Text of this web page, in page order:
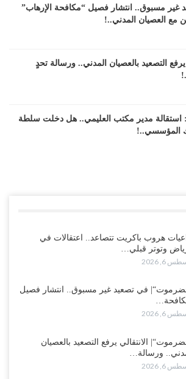
مسبوق.. انتشار فصيل “مكافحة الإرهاب”
مع العصيان المدني..!
التصعيد بالعصيان المدني.. ورسالة تحدٍ
استقالة مدير مكتب العليمي.. هل دخلت سلطة
المؤسسي..!
اشتباكات قبلية مع فصائل سعودية
مواجهة داخل معسكر التحالف… والإصلاح يصعّد
على اليمنيين.. وقرار بحرمان طلاب الشمال من
غضباً واسعاً..!
هروب باكريت تتصاعد.. اعتقالات في
وتوتر قبلي…
6, 2026
في تصعيد غير مسبوق.. انتشار فصيل
6, 2026
الانتقالي يرفع التصعيد بالعصيان
ورسالة…
6, 2026